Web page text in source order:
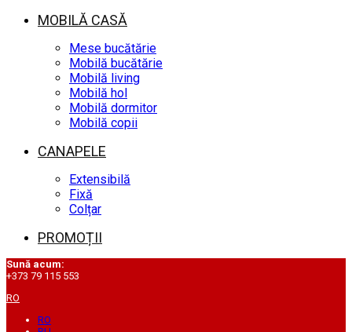
MOBILĂ CASĂ
Mese bucătărie
Mobilă bucătărie
Mobilă living
Mobilă hol
Mobilă dormitor
Mobilă copii
CANAPELE
Extensibilă
Fixă
Colțar
PROMOȚII
Sună acum:
+373 79 115 553
RO
RO